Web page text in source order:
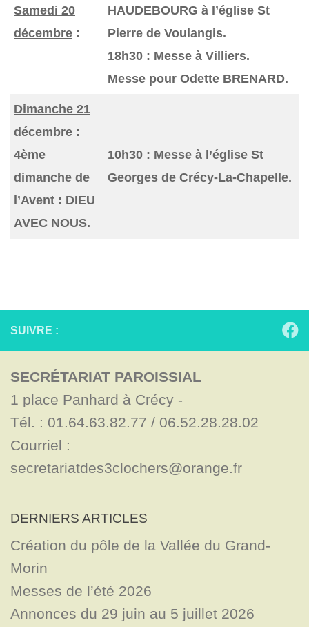
Samedi 20
décembre :
HAUDEBOURG à l’église St
Pierre de Voulangis.
18h30 : Messe à Villiers.
Messe pour Odette BRENARD.
Dimanche 21
décembre :
4ème
dimanche de
l’Avent : DIEU
AVEC NOUS.
10h30 : Messe à l’église St
Georges de Crécy-La-Chapelle.
SUIVRE :
SECRÉTARIAT PAROISSIAL
1 place Panhard à Crécy -
Tél. : 01.64.63.82.77 / 06.52.28.28.02
Courriel :
secretariatdes3clochers@orange.fr
DERNIERS ARTICLES
Création du pôle de la Vallée du Grand-
Morin
Messes de l’été 2026
Annonces du 29 juin au 5 juillet 2026